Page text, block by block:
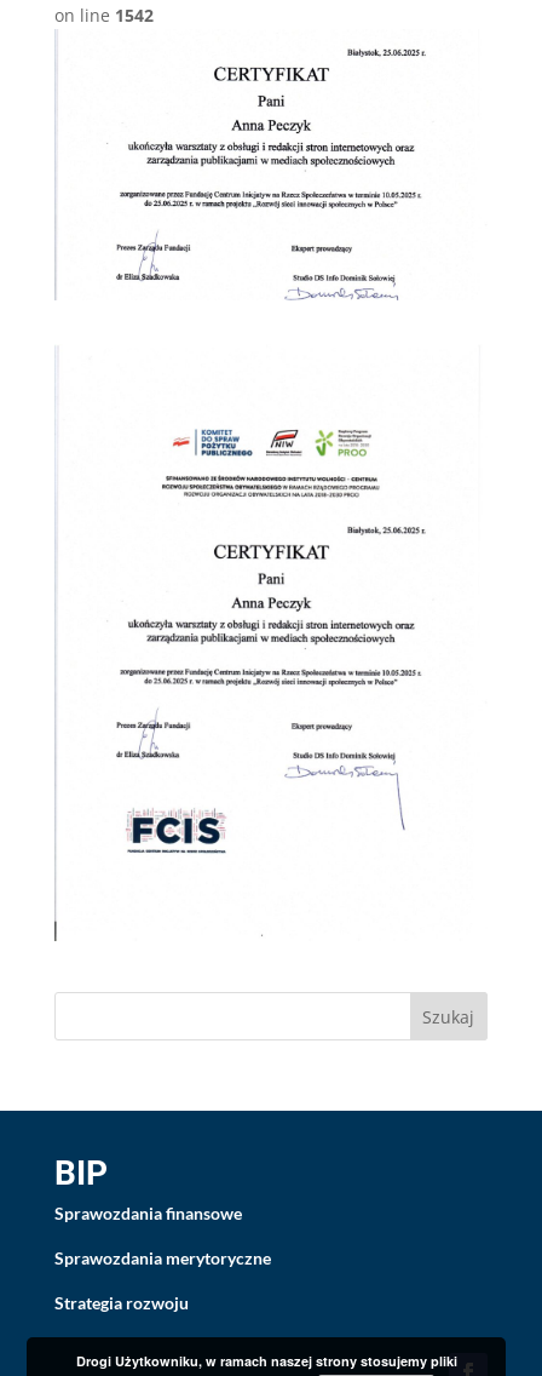
on line 1542
BIP
Sprawozdania finansowe
Sprawozdania merytoryczne
Strategia rozwoju
Drogi Użytkowniku, w ramach naszej strony stosujemy pliki